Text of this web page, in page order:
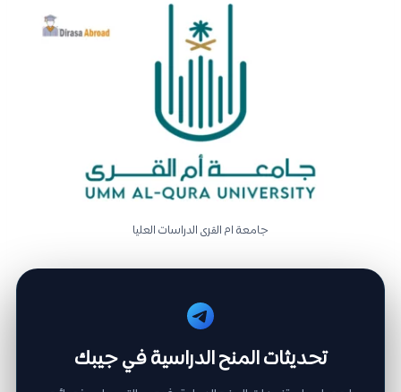
جامعة ام القرى الدراسات العليا
تحديثات المنح الدراسية في جيبك